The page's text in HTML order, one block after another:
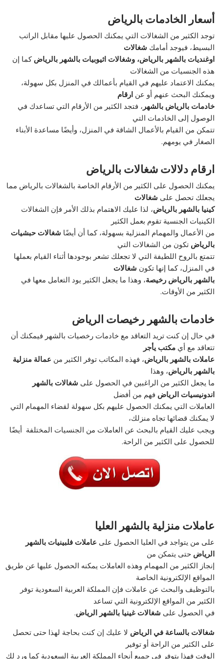
أسعار الخادمات بالرياض
توجد الكثير من الشغالات التي يمكنك الحصول عليها مقابل الراتب
البسيط، فيوجد أمامك شغالات
اوغنديات بالشهر بالرياض، وشغالات اثيوبيات بالشهر بالرياض كما إن
هذه الجنسيات من الشغالات
يمكنك الاعتماد عليهم في القيام بأعمالك في المنزل بكل سهولة،
ويمكنك البحث عنهم أو عنارقام
خادمات بالرياض بالشهر ، فتجد الكثير من الأرقام التي تساعدك في
الوصول إلى الخادمات التي
تتمكن من القيام بالأعمال الشاقة في المنزل، وأيضًا مساعدة الأبناء
الصغار في يومهم.
ارقام دلالات شغالات بالرياض
يمكنك الحصول على الكثير من الأرقام الخاصة بالشغالات بالرياض مما
يجعلك تحصل على شغالات
كينيا بالشهر بالرياض، لذا عليك الاهتمام بذلك الأمر فإن الشغالات
الكينيات الجنسية تقوم بعمل الكثير
من الأعمال والمهمام المنزلية بسهولة، كما أن أيضًا شغالات حبشيات
بالرياضتكون من الشغالات التي
تتمتع بالروح اللطيفة التي لا تجعلك تشعر بوجودها أثناء القيام بعملها
في المنزل، كما إنها تكون شغالات
بالشهر بالرياض رخيصة، وهذا ما يجعل الكثير يود التعامل معها في
الكثير من الأوقات.
خادمات بالشهر رخيصات الرياض
في حال إن كنت تريد التعاقد مع خادمات رخصيات بالشهر فيمكنك أن
تتعاقد مع أيمكتب يأجر
عاملات بالشهر بالرياض، فهذه المكاتب توفر الكثير من عمالة منزلية
بالشهر بالرياض، وهذا
ما يجعل الكثير من الراغبين في الحصول على شغالات بالشهر
اندونيسيات الرياض فهم من أفضل
العاملات التي يمكنك الحصول عليهم بكل سهولة لقضاء المهمام التي
لا يمكنك قضائها تجاه منزلك،
ويجب عليك القيام بالبحث عن العاملات من الجنسيات المختلفة أيضًا
للحصول على الكثير من الراحة.
عاملات منزلية بالشهر العليا
على من يتواجد في العليا الحصول على عاملات فلبينيات بالشهر
الرياض حتى يتمكن من
إنجاز الكثير من المهمام وهذه العاملات يمكنه الحصول عليها عن طريق
المواقع الإلكترونية الخاصة
بالتوظيف والبحث عن عاملات فإن المملكة العربية السعودية توفر
الكثير من المواقع الإلكترونية التي تساعد
في الحصول على شغالات غينيا بالشهر الرياض.
شغالات بالساعة في الرياض لا عليك إن كنت بحاجة لهذا حتى تحصل
على الكثير من الراحة أو توفير
الوقت فهذا يتوفر في جميع أنحاء المملكة العربية السعودية كما ورد لك